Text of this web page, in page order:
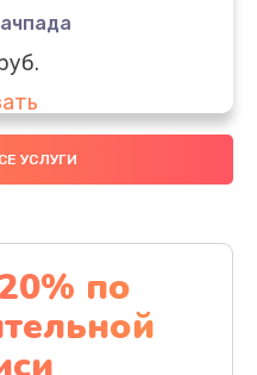
моста
пыли
УСЛУГИ
по